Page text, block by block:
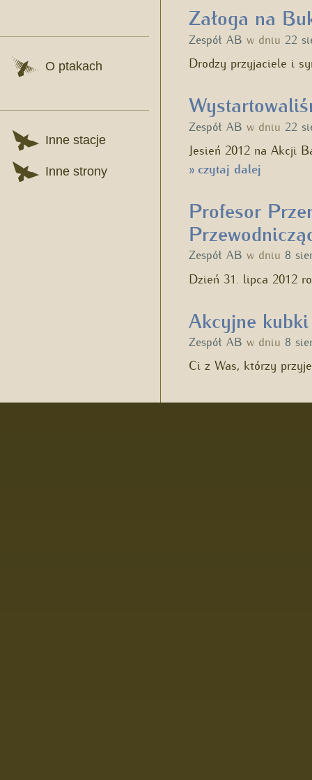
O ptakach
Inne stacje
Inne strony
Załoga na
Zespół AB w dniu 22
Drodzy przyjaciele i
Zespół AB w dniu 22
Jesień 2012 na Akcji
»czytaj dalej
Profesor
Zespół AB w dniu 8
Dzień 31. lipca 2012
Akcyjne
Zespół AB w dniu 8
Ci z Was, którzy